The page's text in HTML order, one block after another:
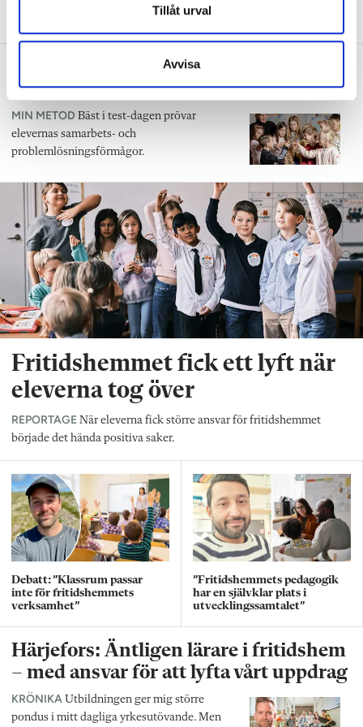
Tillåt urval
Avvisa
Så utmanar Katharina eleverna med
Bäst i test
MIN METOD Bäst i test-dagen prövar
elevernas samarbets- och
problemlösningsförmågor.
Fritidshemmet fick ett lyft när
eleverna tog över
REPORTAGE När eleverna fick större ansvar för fritidshemmet
började det hända positiva saker.
Debatt: ”Klassrum passar
inte för fritidshemmets
verksamhet”
”Fritidshemmets pedagogik
har en självklar plats i
utvecklingssamtalet”
Härjefors: Äntligen lärare i fritidshem
– med ansvar för att lyfta vårt uppdrag
KRÖNIKA Utbildningen ger mig större
pondus i mitt dagliga yrkesutövande. Men